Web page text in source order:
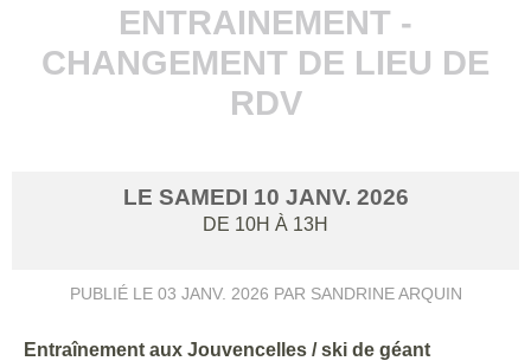
ENTRAINEMENT -
CHANGEMENT DE LIEU DE
RDV
LE SAMEDI 10 JANV. 2026
DE 10H À 13H
PUBLIÉ LE 03 JANV. 2026 PAR SANDRINE ARQUIN
Entraînement aux Jouvencelles / ski de géant